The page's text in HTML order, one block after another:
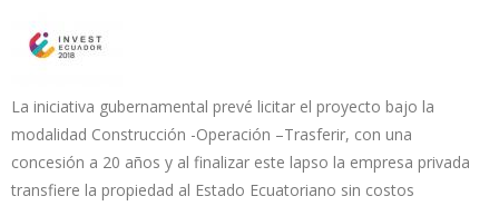
La iniciativa gubernamental prevé licitar el proyecto bajo la
modalidad Construcción -Operación –Trasferir, con una
concesión a 20 años y al finalizar este lapso la empresa privada
transfiere la propiedad al Estado Ecuatoriano sin costos